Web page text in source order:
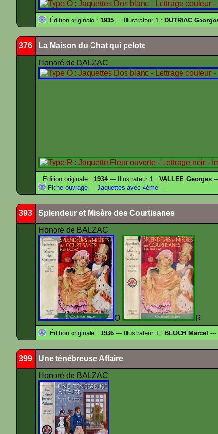
Édition originale : 1935 --- Illustrateur 1 : DUTRIAC
376 La Maison du Chat qui pelote
Honoré de BALZAC
Édition originale :1934--- Illustrateur 1 :VALLEE Georges
Fiche ouvrage --- Jaquettes avec 4ème ---
393 Splendeur et Misère des Courtisanes
Honoré de BALZAC
O R
Édition originale : 1936 --- Illustrateur 1 : BLOCH Marcel ---
399 Une ténébreuse Affaire
Honoré de BALZAC